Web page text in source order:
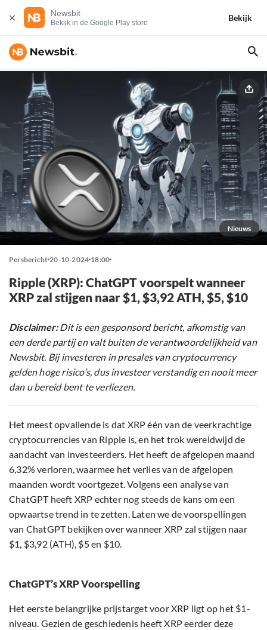
Newsbit
Bekijk in de Google Play store
Bekijk
Nieuws
Persbericht 20-10-2024 18:00
Ripple (XRP): ChatGPT voorspelt wanneer
XRP zal stijgen naar $1, $3,92 ATH, $5, $10
Disclaimer:Dit is een gesponsord bericht, afkomstig van
een derde partij en valt buiten de verantwoordelijkheid van
Newsbit. Bij investeren in presales van cryptocurrency
gelden hoge risico’s, dus investeer verstandig en nooit meer
dan u bereid bent te verliezen.
Het meest opvallende is dat XRP één van de veerkrachtige
cryptocurrencies van Ripple is, en het trok wereldwijd de
aandacht van investeerders. Het heeft de afgelopen maand
6,32% verloren, waarmee het verlies van de afgelopen
maanden wordt voortgezet. Volgens een analyse van
ChatGPT heeft XRP echter nog steeds de kans om een
opwaartse trend in te zetten. Laten we de voorspellingen
van ChatGPT bekijken over wanneer XRP zal stijgen naar
$1, $3,92 (ATH), $5 en $10.
ChatGPT’s XRP Voorspelling
Het eerste belangrijke prijstarget voor XRP ligt op het $1-
niveau. Gezien de geschiedenis heeft XRP eerder deze